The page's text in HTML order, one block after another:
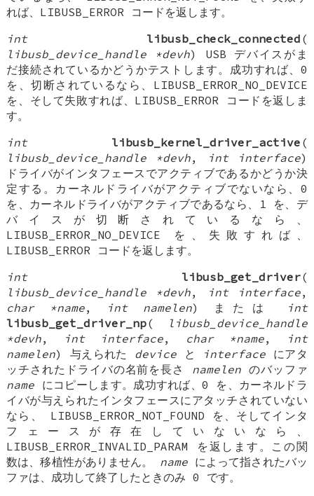
れば、LIBUSB_ERROR コードを返します。
int
libusb_check_connected (
libusb_device_handle *devh) USB デバイスがま
だ接続されているかどうかテストします。成功すれば、0
を、切断されているなら、LIBUSB_ERROR_NO_DEVICE
を、そして失敗すれば、LIBUSB_ERROR コードを返しま
す。
int
libusb_kernel_driver_active (
libusb_device_handle *devh, int interface)
ドライバがインタフェースでアクティブであるかどうか決
定する。カーネルドライバがアクティブでないなら、0
を、カーネルドライバがアクティブであるなら、1 を、デ
バイスが切断されているなら、
LIBUSB_ERROR_NO_DEVICE を、失敗すれば、
LIBUSB_ERROR コードを返します。
int
libusb_get_driver(
libusb_device_handle *devh, int interface,
char *name, int namelen) または
int
libusb_get_driver_np(
libusb_device_handle
*devh, int interface, char *name,
int
namelen) 与えられた device と interface にアタ
ッチされたドライバの名前を長さ namelen のバッファ
name にコピーします。成功すれば、0 を、カーネルドラ
イバが与えられたインタフェースにアタッチされていない
なら、 LIBUSB_ERROR_NOT_FOUND を、そしてインタ
フェースが存在していないなら、
LIBUSB_ERROR_INVALID_PARAM を返します。この関
数は、移植性がありません。 name によって指されたバッ
ファは、成功して終了したときのみ 0 です。